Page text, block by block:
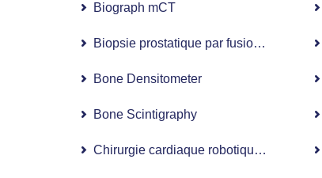
Biograph mCT
Biopsie prostatique par fusion IRM
Bone Densitometer
Bone Scintigraphy
Chirurgie cardiaque robotique : chirurgie